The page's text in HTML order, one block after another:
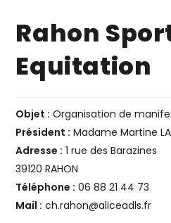
Rahon
Equitation
Objet : Organisation de
Président : Madame Martine
Adresse : 1 rue des Barazines
39120 RAHON
Téléphone : 06 88 21 44 73
Mail : ch.rahon@aliceadls.fr